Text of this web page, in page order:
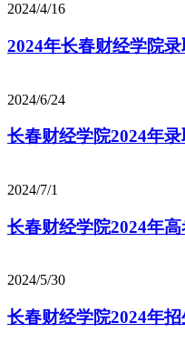
2024/4/16
2024年长春财经学院
2024/6/24
长春财经学院2024年
2024/7/1
长春财经学院2024年
2024/5/30
长春财经学院2024年